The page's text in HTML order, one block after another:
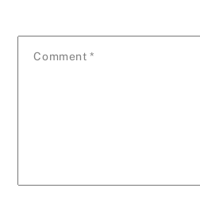
Comment *